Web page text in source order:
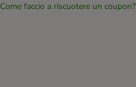
Come faccio a riscuotere un coupon?